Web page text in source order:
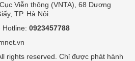
Viễn thông (VNTA), 68 Dương
TP. Hà Nội.
Hotline: 0923457788
rights reserved. Chỉ được phát hành